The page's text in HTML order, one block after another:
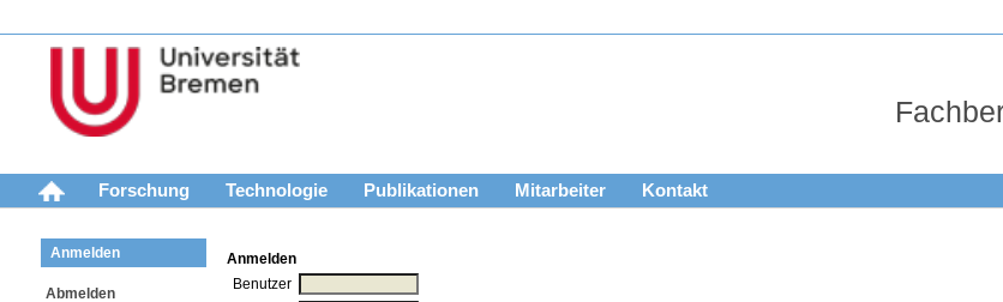
Forschung Technologie Publikationen Mitarbeiter Kontakt
Anmelden
Abmelden
Anmelden
Benutzer